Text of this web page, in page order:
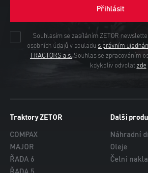
Přihlásit
Souhlasím se zasíláním ZETOR
osobních údajů v souladu s právním
TRACTORS a.s. Souhlas se zpracováním
kdykoliv odvolat zde
Traktory ZETOR
COMPAX
MAJOR
ŘADA 6
Další
Náhradní
Oleje
Čelní